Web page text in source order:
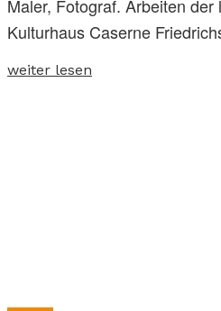
Maler, Fotograf. Arbeiten der
Kulturhaus Caserne
weiter lesen